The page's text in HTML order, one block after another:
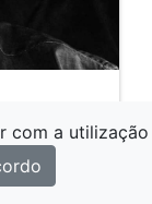
com a utilização